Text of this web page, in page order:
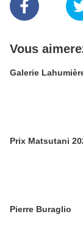
Vous
Galerie
Prix Matsutani
Pierre Buraglio